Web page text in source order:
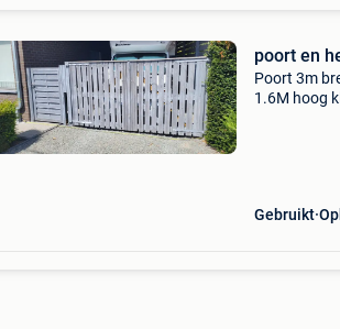
poort en
Poort 3m
1.6M hoog
Gebruikt